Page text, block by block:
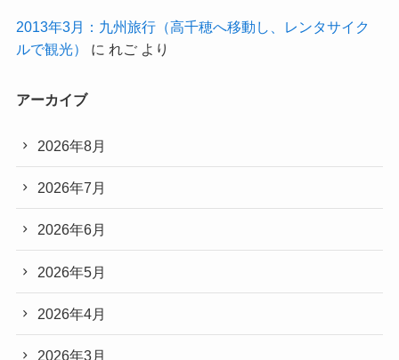
2013年3月：九州旅行（高千穂へ移動し、レンタサイク
ルで観光）
に れごより
アーカイブ
2026年8月
2026年7月
2026年6月
2026年5月
2026年4月
2026年3月